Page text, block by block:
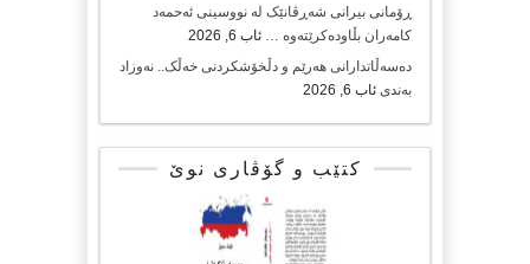
ڕۆمانی بیرانی شەڕڤانێک لە نووسینی ئەحمەد
کامەران بڵاودەکرێتەوە … ئاب 6, 2026
دەسەڵاتدارانی هەرێم و دڵخۆشکردنی خەڵک.. نەوزاد
بەندی ئاب 6, 2026
کتێب و گۆڤاری نوێ